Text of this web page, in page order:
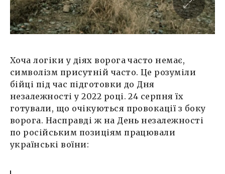
Хоча логіки у діях ворога часто немає,
символізм присутній часто. Це розуміли
бійці під час підготовки до Дня
незалежності у 2022 році. 24 серпня їх
готували, що очікуються провокації з боку
ворога. Насправді ж на День незалежності
по російським позиціям працювали
українські воїни: